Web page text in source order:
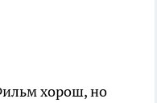
хорош, но